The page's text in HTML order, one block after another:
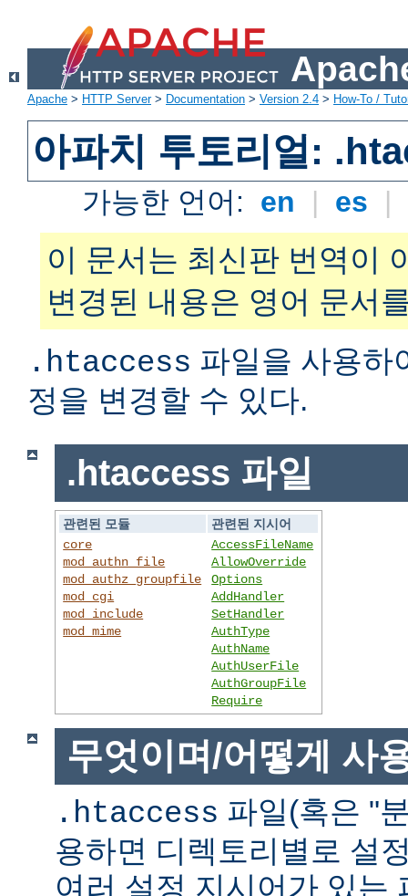
Apache > HTTP Server> Documentation > Version 2.4 > How-To /
아파치 투토리얼:
가능한 언어: en | es |
이 문서는 최신판 번역이
변경된 내용은 영어 문서
.htaccess 파일을 사용하
정을 변경할 수 있다.
.htaccess 파일
관련된 모듈
관련된 지시어
core
mod_authn_file
mod_authz_groupfile
mod_cgi
mod_include
mod_mime
AccessFileName
AllowOverride
Options
AddHandler
SetHandler
AuthType
AuthName
AuthUserFile
AuthGroupFile
Require
무엇이며/어떻게 사
.htaccess 파일(혹은 "
용하면 디렉토리별로 설
여러 설정 지시어가 있는